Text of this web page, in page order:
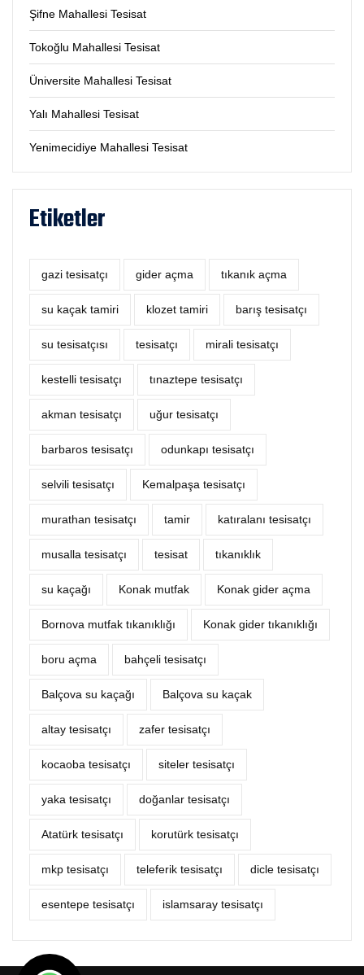
Şifne Mahallesi Tesisat
Tokoğlu Mahallesi Tesisat
Üniversite Mahallesi Tesisat
Yalı Mahallesi Tesisat
Yenimecidiye Mahallesi Tesisat
Etiketler
gazi tesisatçı ‎gider açma tıkanık açma
su kaçak tamiri klozet tamiri barış tesisatçı
su tesisatçısı tesisatçı mirali tesisatçı
kestelli tesisatçı tınaztepe tesisatçı
akman tesisatçı uğur tesisatçı
barbaros tesisatçı odunkapı tesisatçı
selvili tesisatçı Kemalpaşa tesisatçı
murathan tesisatçı tamir katıralanı tesisatçı
musalla tesisatçı tesisat tıkanıklık
su kaçağı Konak mutfak Konak gider açma
Bornova mutfak tıkanıklığı Konak gider tıkanıklığı
boru açma bahçeli tesisatçı
Balçova su kaçağı Balçova su kaçak
altay tesisatçı zafer tesisatçı
kocaoba tesisatçı siteler tesisatçı
yaka tesisatçı doğanlar tesisatçı
Atatürk tesisatçı korutürk tesisatçı
mkp tesisatçı teleferik tesisatçı dicle tesisatçı
esentepe tesisatçı islamsaray tesisatçı